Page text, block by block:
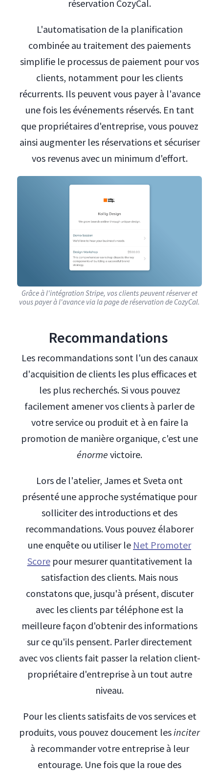
réservation CozyCal.
L'automatisation de la planification
combinée au traitement des paiements
simplifie le processus de paiement pour vos
clients, notamment pour les clients
récurrents. Ils peuvent vous payer à l'avance
une fois les événements réservés. En tant
que propriétaires d'entreprise, vous pouvez
ainsi augmenter les réservations et sécuriser
vos revenus avec un minimum d'effort.
Grâce à l'intégration Stripe, vos clients peuvent réserver et
vous payer à l'avance via la page de réservation de CozyCal.
Recommandations
Les recommandations sont l'un des canaux
d'acquisition de clients les plus efficaces et
les plus recherchés. Si vous pouvez
facilement amener vos clients à parler de
votre service ou produit et à en faire la
promotion de manière organique, c'est une
énorme victoire.
Lors de l'atelier, James et Sveta ont
présenté une approche systématique pour
solliciter des introductions et des
recommandations. Vous pouvez élaborer
une enquête ou utiliser le Net Promoter
Scorepour mesurer quantitativement la
satisfaction des clients. Mais nous
constatons que, jusqu'à présent, discuter
avec les clients par téléphone est la
meilleure façon d'obtenir des informations
sur ce qu'ils pensent. Parler directement
avec vos clients fait passer la relation client-
propriétaire d'entreprise à un tout autre
niveau.
Pour les clients satisfaits de vos services et
produits, vous pouvez doucement les inciter
à recommander votre entreprise à leur
entourage. Une fois que la roue des